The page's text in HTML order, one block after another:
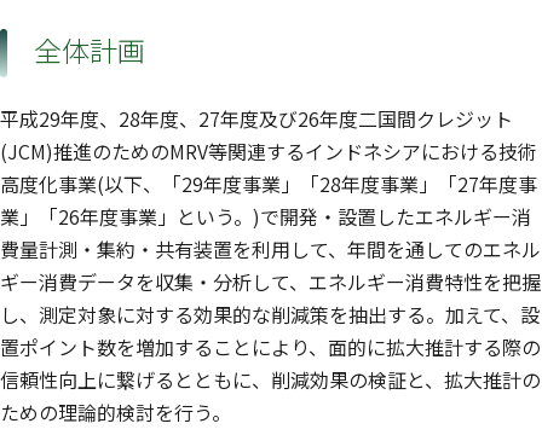
全体計画
平成29年度、28年度、27年度及び26年度二国間クレジット
(JCM)推進のためのMRV等関連するインドネシアにおける技術
高度化事業(以下、「29年度事業」「28年度事業」「27年度事
業」「26年度事業」という。)で開発・設置したエネルギー消
費量計測・集約・共有装置を利用して、年間を通してのエネル
ギー消費データを収集・分析して、エネルギー消費特性を把握
し、測定対象に対する効果的な削減策を抽出する。加えて、設
置ポイント数を増加することにより、面的に拡大推計する際の
信頼性向上に繋げるとともに、削減効果の検証と、拡大推計の
ための理論的検討を行う。